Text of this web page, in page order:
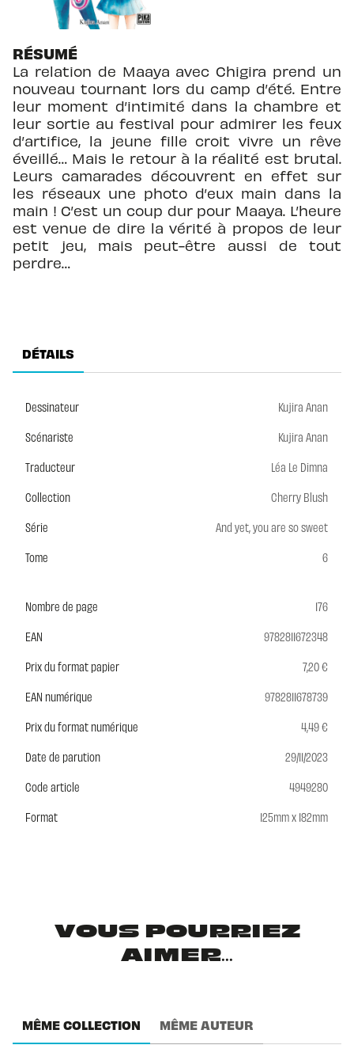
RÉSUMÉ
La relation de Maaya avec Chigira prend un
nouveau tournant lors du camp d’été. Entre
leur moment d’intimité dans la chambre et
leur sortie au festival pour admirer les feux
d’artifice, la jeune fille croit vivre un rêve
éveillé… Mais le retour à la réalité est brutal.
Leurs camarades découvrent en effet sur
les réseaux une photo d’eux main dans la
main ! C’est un coup dur pour Maaya. L’heure
est venue de dire la vérité à propos de leur
petit jeu, mais peut-être aussi de tout
perdre…
DÉTAILS
Dessinateur
Kujira Anan
Scénariste
Kujira Anan
Traducteur
Léa Le Dimna
Collection
Cherry Blush
Série
And yet, you are so sweet
Tome
6
Nombre de page
176
EAN
9782811672348
Prix du format papier
7,20 €
EAN numérique
9782811678739
Prix du format numérique
4,49 €
Date de parution
29/11/2023
Code article
4949280
Format
125mm x 182mm
VOUS POURRIEZ
AIMER...
MÊME COLLECTION MÊME AUTEUR